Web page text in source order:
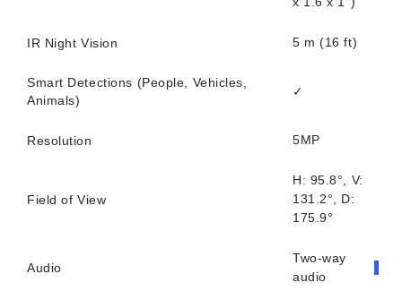
IR Night Vision 5 m (16 ft)
Smart Detections (People, Vehicles,
Animals)
✓
Resolution 5MP
Field of View
H: 95.8°, V:
131.2°, D:
175.9°
Audio
Two-way
audio